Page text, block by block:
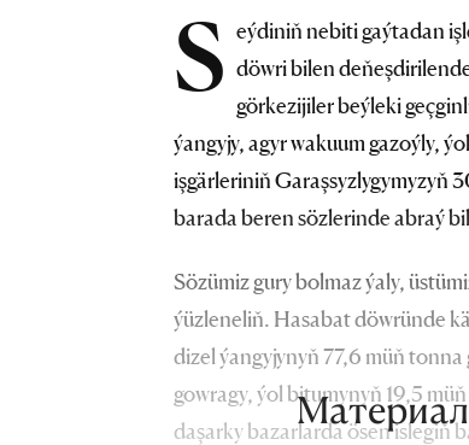
S eýdiniň nebiti gaýtadan
döwri bilen
görkezijiler beýleki
ýangyjy, agyr wakuum gazoýly,
işgärleriniň Garaşsyzlygymyzyň
barada beren sözlerinde abraý
Sözümiz gury bolmaz ýaly,
ýüzleneliň. Hasabat döwründe
dizel ýangyjynyň 77,6 müň
gowragy, ýol bitumynyň 19,5
daşarky bazarlarda ösen islegiň
Материал